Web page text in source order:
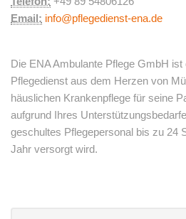
Email: info@pflegedienst-ena.de
Die ENA Ambulante Pflege GmbH ist
Pflegedienst aus dem Herzen von
häuslichen Krankenpflege für seine
aufgrund Ihres
geschultes Pflegepersonal bis zu 24
Jahr versorgt wird.